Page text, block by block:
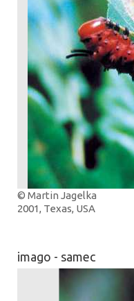
© Martin Jagelka
2001, Texas, USA
imago - samec